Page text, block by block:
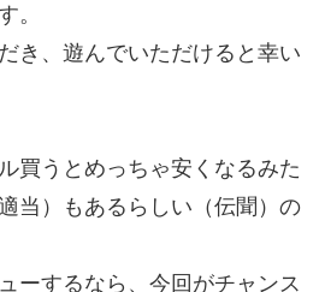
。
き、遊んでいただけると幸い
買うとめっちゃ安くなるみた
当）もあるらしい（伝聞）の
ーするなら、今回がチャンス